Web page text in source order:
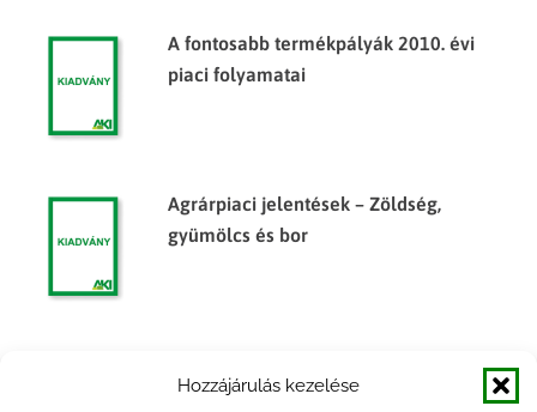
Hozzájárulás kezelése
A fontosabb termékpályák 2010. évi
piaci folyamatai
Agrárpiaci jelentések – Zöldség,
gyümölcs és bor
árumérlege, 2014. félév